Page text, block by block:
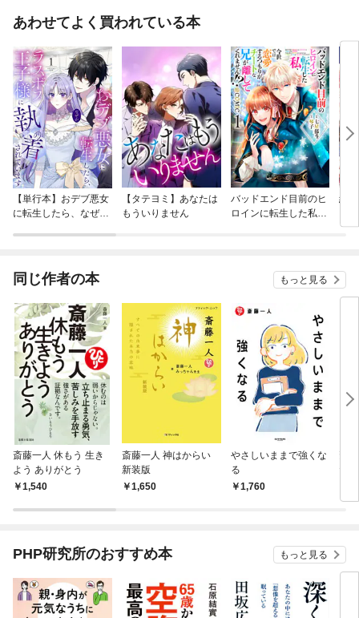
あわせてよく買われている本
【単行本】おデブ悪女
に転生したら、なぜか
【タテヨミ】あなたは
もういりません
バッドエンド目前のヒ
ロインに転生した私、
結
同じ作者の本 もっと見る
斎藤一人 休もう 生き
よう ありがとう
1,540
斎藤一人 神はからい
新装版
1,650
やさしいままで強くな
る
1,760
斎
だ
PHP研究所のおすすめ本 もっと見る